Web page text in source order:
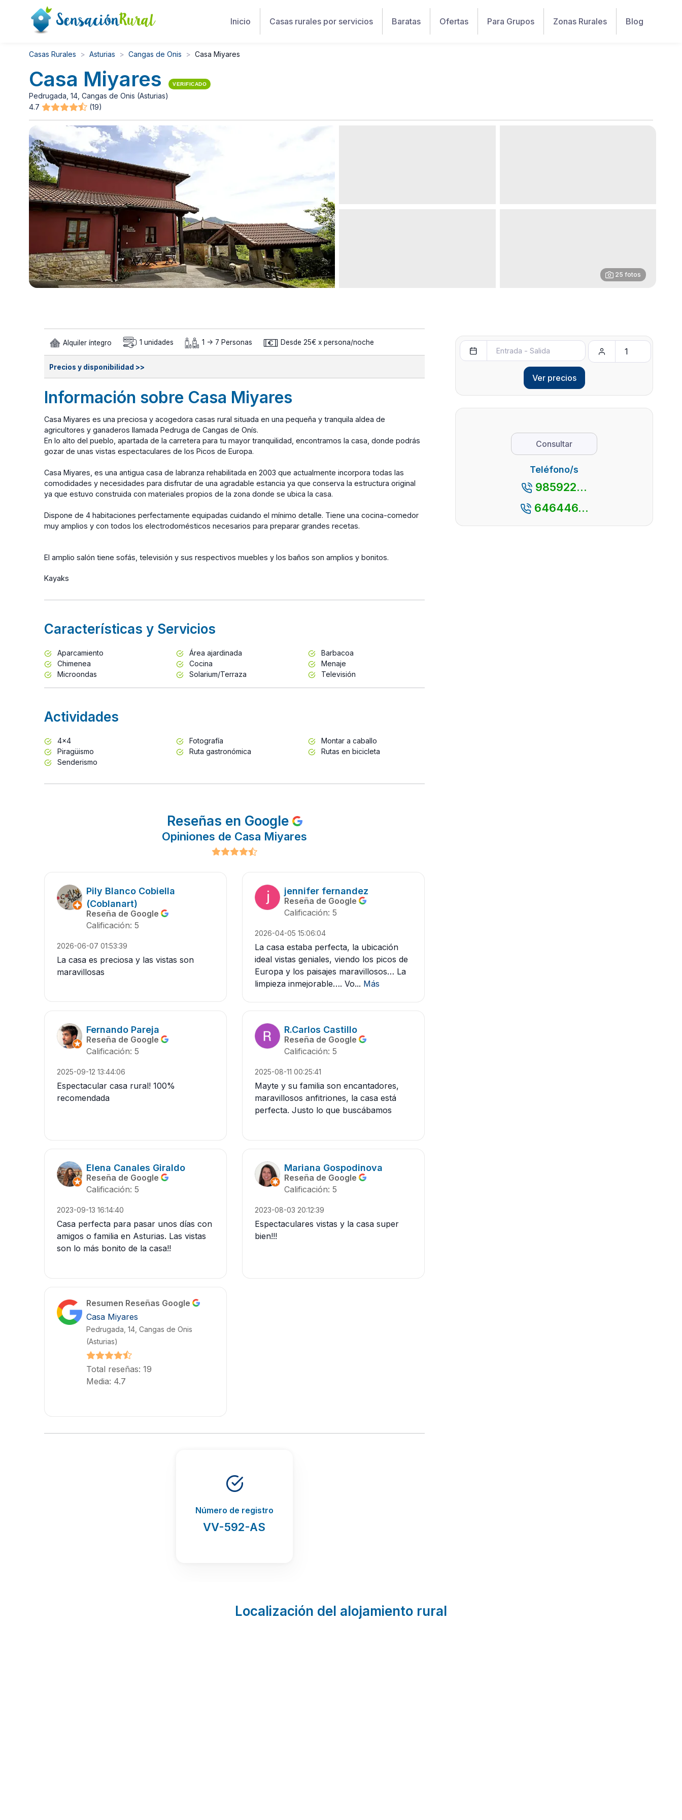
Inicio Casas rurales por servicios Baratas Ofertas Para Grupos Zonas Rurales Blog
Casas Rurales Asturias Cangas de Onis Casa Miyares
Casa Miyares VERIFICADO
Pedrugada, 14, Cangas de Onis (Asturias)
4.7
(19)
25 fotos
Alquiler íntegro 1 unidades 1 -> 7 Personas Desde 25€ x persona/noche
Precios y disponibilidad >>
Información sobre Casa Miyares
Casa Miyares es una preciosa y acogedora casas rural situada en una pequeña y tranquila aldea de
agricultores y ganaderos llamada Pedruga de Cangas de Onís.
En lo alto del pueblo, apartada de la carretera para tu mayor tranquilidad, encontramos la casa, donde podrás
gozar de unas vistas espectaculares de los Picos de Europa.
Casa Miyares, es una antigua casa de labranza rehabilitada en 2003 que actualmente incorpora todas las
comodidades y necesidades para disfrutar de una agradable estancia ya que conserva la estructura original
ya que estuvo construida con materiales propios de la zona donde se ubica la casa.
Dispone de 4 habitaciones perfectamente equipadas cuidando el mínimo detalle. Tiene una cocina-comedor
muy amplios y con todos los electrodomésticos necesarios para preparar grandes recetas.
El amplio salón tiene sofás, televisión y sus respectivos muebles y los baños son amplios y bonitos.
Kayaks
Características y Servicios
Aparcamiento Área ajardinada
Barbacoa
Chimenea
Cocina
Menaje
Microondas
Solarium/Terraza Televisión
Actividades
4x4 Fotografía
Montar a caballo
Piragüismo
Ruta gastronómica
Rutas en bicicleta
Senderismo
Reseñas en Google
Opiniones de Casa Miyares
Pily Blanco Cobiella
(Coblanart)
Reseña de Google
Calificación: 5
2026-06-07 01:53:39
La casa es preciosa y las vistas son
maravillosas
jennifer fernandez
Reseña de Google
Calificación: 5
2026-04-05 15:06:04
La casa estaba perfecta, la ubicación
ideal vistas geniales, viendo los picos de
Europa y los paisajes maravillosos… La
limpieza inmejorable…. Vo... Más
Fernando Pareja
Reseña de Google
Calificación: 5
2025-09-12 13:44:06
Espectacular casa rural! 100%
recomendada
R.Carlos Castillo
Reseña de Google
Calificación: 5
2025-08-11 00:25:41
Mayte y su familia son encantadores,
maravillosos anfitriones, la casa está
perfecta. Justo lo que buscábamos
Elena Canales Giraldo
Reseña de Google
Calificación: 5
2023-09-13 16:14:40
Casa perfecta para pasar unos días con
amigos o familia en Asturias. Las vistas
son lo más bonito de la casa!!
Mariana Gospodinova
Reseña de Google
Calificación: 5
2023-08-03 20:12:39
Espectaculares vistas y la casa super
bien!!!
Resumen Reseñas Google
Casa Miyares
Pedrugada, 14, Cangas de Onis
(Asturias)
Total reseñas: 19
Media: 4.7
Número de registro
VV-592-AS
Ver precios
Consultar
Teléfono/s
985922...
646446...
Localización del alojamiento rural